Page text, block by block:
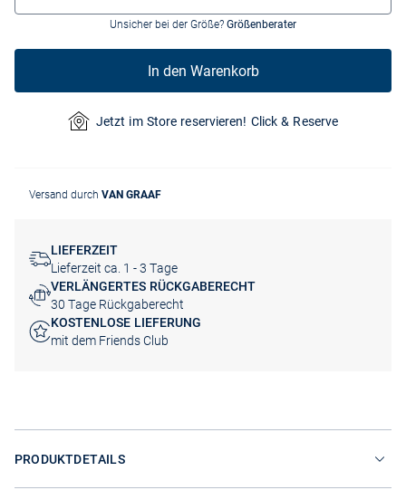
Unsicher bei der Größe? Größenberater
In den Warenkorb
Jetzt im Store reservieren! Click & Reserve
Versand durch VAN GRAAF
LIEFERZEIT
Lieferzeit ca. 1 - 3 Tage
VERLÄNGERTES RÜCKGABERECHT
30 Tage Rückgaberecht
KOSTENLOSE LIEFERUNG
mit dem Friends Club
PRODUKTDETAILS